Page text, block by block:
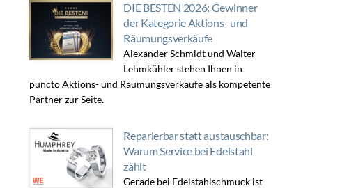
DIE BESTEN 2026: Gewinner
der Kategorie Aktions- und
Räumungsverkäufe
Alexander Schmidt und Walter
Lehmkühler stehen Ihnen in
puncto Aktions- und Räumungsverkäufe als kompetente
Partner zur Seite.
Reparierbar statt austauschbar:
Warum Service bei Edelstahl
zählt
Gerade bei Edelstahlschmuck ist